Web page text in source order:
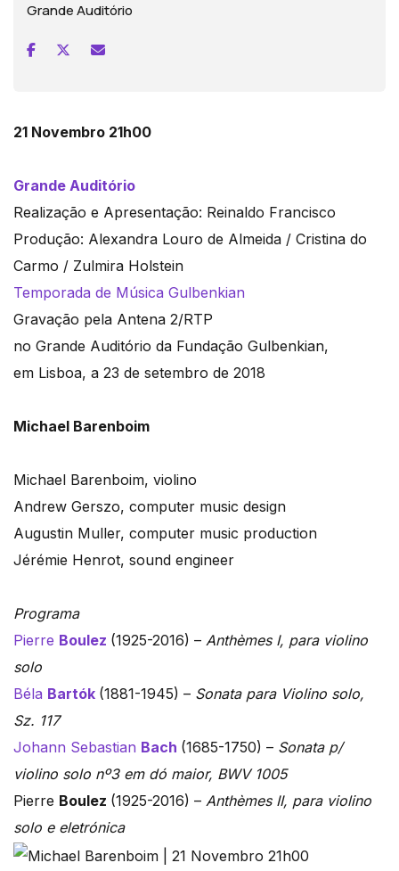
Grande Auditório
21 Novembro 21h00
Grande Auditório
Realização e Apresentação: Reinaldo Francisco
Produção: Alexandra Louro de Almeida / Cristina do
Carmo / Zulmira Holstein
Temporada de Música Gulbenkian
Gravação pela Antena 2/RTP
no Grande Auditório da Fundação Gulbenkian,
em Lisboa, a 23 de setembro de 2018
Michael Barenboim
Michael Barenboim, violino
Andrew Gerszo, computer music design
Augustin Muller, computer music production
Jérémie Henrot, sound engineer
Programa
Pierre Boulez (1925-2016) – Anthèmes I, para violino
solo
Béla Bartók (1881-1945) – Sonata para Violino solo,
Sz. 117
Johann Sebastian Bach (1685-1750) – Sonata p/
violino solo nº3 em dó maior, BWV 1005
Pierre Boulez (1925-2016) – Anthèmes II, para violino
solo e eletrónica